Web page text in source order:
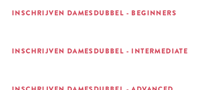
INSCHRIJVEN DAMESDUBBEL - BEGINNERS
INSCHRIJVEN DAMESDUBBEL - INTERMEDIATE